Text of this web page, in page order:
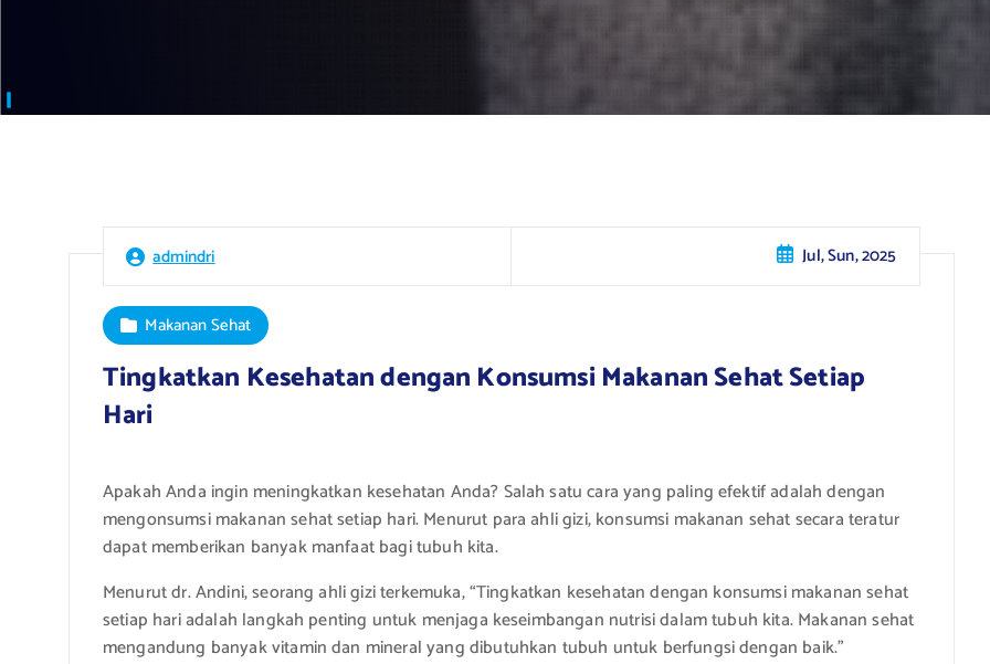
admindri Jul, Sun, 2025
Makanan Sehat
Tingkatkan Kesehatan dengan Konsumsi Makanan Sehat Setiap
Hari
Apakah Anda ingin meningkatkan kesehatan Anda? Salah satu cara yang paling efektif adalah dengan
mengonsumsi makanan sehat setiap hari. Menurut para ahli gizi, konsumsi makanan sehat secara teratur
dapat memberikan banyak manfaat bagi tubuh kita.
Menurut dr. Andini, seorang ahli gizi terkemuka, “Tingkatkan kesehatan dengan konsumsi makanan sehat
setiap hari adalah langkah penting untuk menjaga keseimbangan nutrisi dalam tubuh kita. Makanan sehat
mengandung banyak vitamin dan mineral yang dibutuhkan tubuh untuk berfungsi dengan baik.”